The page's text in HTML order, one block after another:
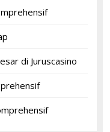
di Juruscasino